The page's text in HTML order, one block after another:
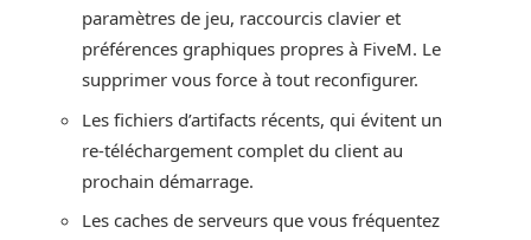
paramètres de jeu, raccourcis clavier et
préférences graphiques propres à FiveM. Le
supprimer vous force à tout reconfigurer.
Les fichiers d’artifacts récents, qui évitent un
re-téléchargement complet du client au
prochain démarrage.
Les caches de serveurs que vous fréquentez